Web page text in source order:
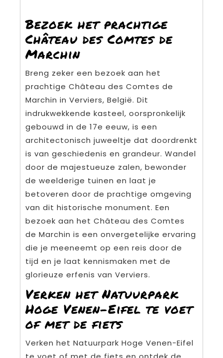
Bezoek het prachtige
Château des Comtes de
Marchin
Breng zeker een bezoek aan het
prachtige Château des Comtes de
Marchin in Verviers, België. Dit
indrukwekkende kasteel, oorspronkelijk
gebouwd in de 17e eeuw, is een
architectonisch juweeltje dat doordrenkt
is van geschiedenis en grandeur. Wandel
door de majestueuze zalen, bewonder
de weelderige tuinen en laat je
betoveren door de prachtige omgeving
van dit historische monument. Een
bezoek aan het Château des Comtes
de Marchin is een onvergetelijke ervaring
die je meeneemt op een reis door de
tijd en je laat kennismaken met de
glorieuze erfenis van Verviers.
Verken het Natuurpark
Hoge Venen-Eifel te voet
of met de fiets
Verken het Natuurpark Hoge Venen-Eifel